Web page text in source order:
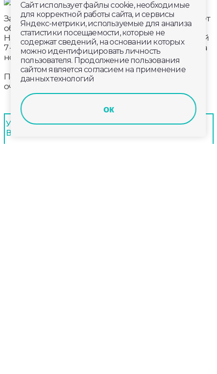
Завтра, 13 декабря владметеослужба прогнозирует
облачную погоду. Ночью и днем небольшой снег.
На дорогах гололедица. Ветер северо — западный
7 — 12 м/с порывы 15 — 20 м/с. Температура воздуха
ночью -8…-3°С, днём -7…-2 °С.
По народным приметам, если звезды кажутся
очень блестящими – к холоду.
Удобный дистанционный сервис «Энергосбыт
Волга» - чат для клиентов
Сайт использует файлы cookie, необходимые
для корректной работы сайта, и сервисы
Яндекс-метрики, используемые для анализа
статистики посещаемости, которые не
содержат сведений, на основании которых
можно идентифицировать личность
пользователя. Продолжение пользования
сайтом является согласием на применение
данных технологий
ок